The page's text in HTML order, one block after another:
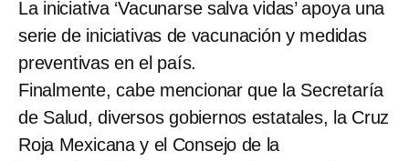
La iniciativa ‘Vacunarse salva vidas’ apoya una
serie de iniciativas de vacunación y medidas
preventivas en el país.
Finalmente, cabe mencionar que la Secretaría
de Salud, diversos gobiernos estatales, la Cruz
Roja Mexicana y el Consejo de la